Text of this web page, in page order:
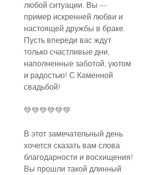
любой ситуации. Вы —
пример искренней любви и
настоящей дружбы в браке.
Пусть впереди вас ждут
только счастливые дни,
наполненные заботой, уютом
и радостью! С Каменной
свадьбой!
💚💚💚💚💚💚
В этот замечательный день
хочется сказать вам слова
благодарности и восхищения!
Вы прошли такой длинный